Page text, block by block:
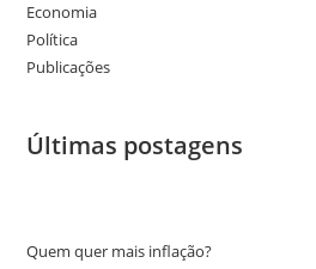
Economia
Política
Publicações
Últimas postagens
Quem quer mais inflação?